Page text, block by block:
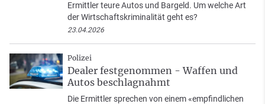
Ermittler teure Autos und Bargeld. Um welche Art
der Wirtschaftskriminalität geht es?
23.04.2026
Polizei
Dealer festgenommen - Waffen und
Autos beschlagnahmt
Die Ermittler sprechen von einem «empfindlichen